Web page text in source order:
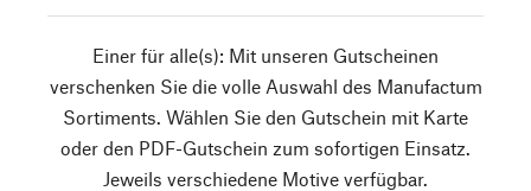
Einer für alle(s): Mit unseren Gutscheinen
verschenken Sie die volle Auswahl des Manufactum
Sortiments. Wählen Sie den Gutschein mit Karte
oder den PDF-Gutschein zum sofortigen Einsatz.
Jeweils verschiedene Motive verfügbar.